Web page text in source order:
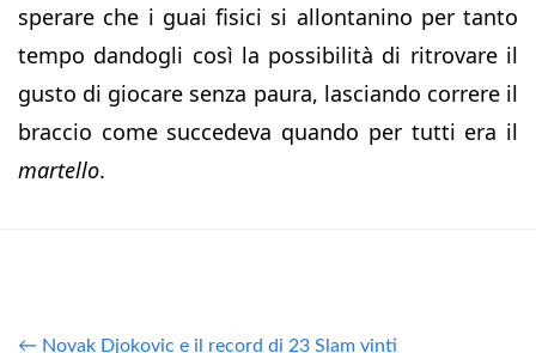
sperare che i guai fisici si allontanino per tanto
tempo dandogli così la possibilità di ritrovare il
gusto di giocare senza paura, lasciando correre il
braccio come succedeva quando per tutti era il
martello.
← Novak Djokovic e il record di 23 Slam vinti